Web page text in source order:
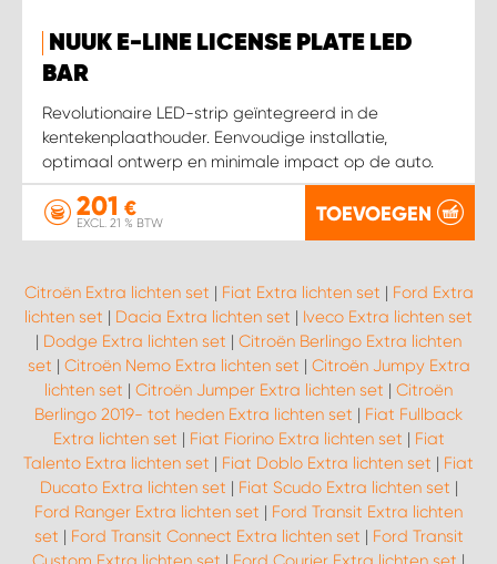
NUUK E-LINE LICENSE PLATE LED
BAR
Revolutionaire LED-strip geïntegreerd in de
kentekenplaathouder. Eenvoudige installatie,
optimaal ontwerp en minimale impact op de auto.
201 €
EXCL. 21 % BTW TOEVOEGEN
Citroën Extra lichten set | Fiat Extra lichten set | Ford Extra
lichten set | Dacia Extra lichten set | Iveco Extra lichten set
| Dodge Extra lichten set | Citroën Berlingo Extra lichten
set | Citroën Nemo Extra lichten set | Citroën Jumpy Extra
lichten set | Citroën Jumper Extra lichten set | Citroën
Berlingo 2019- tot heden Extra lichten set | Fiat Fullback
Extra lichten set | Fiat Fiorino Extra lichten set | Fiat
Talento Extra lichten set | Fiat Doblo Extra lichten set | Fiat
Ducato Extra lichten set | Fiat Scudo Extra lichten set |
Ford Ranger Extra lichten set | Ford Transit Extra lichten
set | Ford Transit Connect Extra lichten set | Ford Transit
WORK SYSTEM HEERLEN
WORK SYSTEM KOOTWIJKERBROEK
WORK SYSTEM LOPIK AUTOSERVICE BENSCHOP
WORK SYSTEM NIEUWEGEIN
WORK SYSTEM NIEUWERKERK AAN DEN IJSSEL
WORK SYSTEM OOSTERHOUT
WORK SYSTEM REEUWIJK
WORK SYSTEM RIDDERKERK